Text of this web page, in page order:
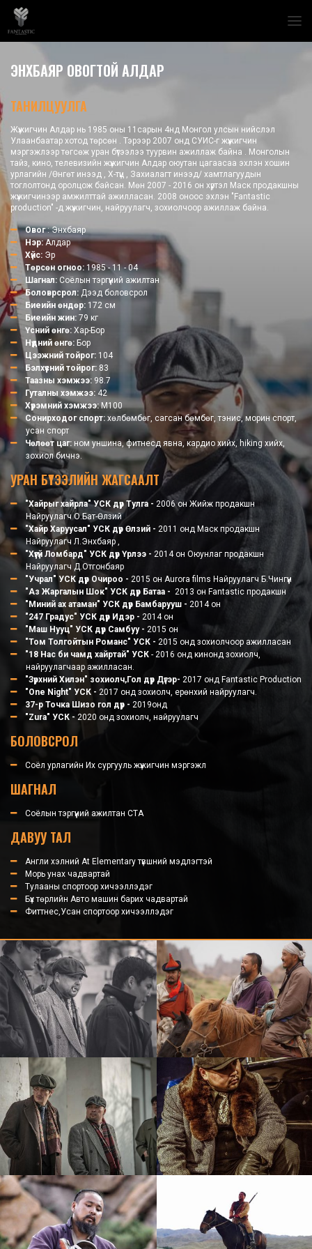
ЭНХБАЯР ОВОГТОЙ АЛДАР
ТАНИЛЦУУЛГА
Жүжигчин Алдар нь 1985 оны 11сарын 4нд Монгол улсын нийслэл
Улаанбаатар хотод төрсөн . Тэрээр 2007 онд СУИС-г жүжигчин
мэргэжлээр төгсөж уран бүтээлээ туурвин ажиллаж байна . Монголын
тайз, кино, телевизийн жүжигчин Алдар оюутан цагаасаа эхлэн хошин
урлагийн /Өнгөт инээд , Х-түц , Захиалагт инээд/ хамтлагуудын
тоглолтонд оролцож байсан. Мөн 2007 - 2016 он хүртэл Маск продакшны
жүжигчинээр амжилттай ажилласан. 2008 оноос эхлэн "Fantastic
production" -д жүжигчин, найруулагч, зохиолчоор ажиллаж байна.
Овог: Энхбаяр
Нэр:Алдар
Хүйс: Эр
Төрсөн огноо: 1985 - 11 - 04
Шагнал: Соёлын тэргүүний ажилтан
Боловрсрол: Дээд боловсрол
Биеийн өндөр: 172 см
Биеийн жин: 79 кг
Үсний өнгө: Хар-Бор
Нүдний өнгө: Бор
Цээжний тойрог: 104
Бэлхүүсний тойрог: 83
Таазны хэмжээ: 98.7
Гуталны хэмжээ: 42
Хүрэмний хэмжээ:М100
Сонирходог спорт: хөлбөмбөг, сагсан бөмбөг, тэнис, морин спорт,
усан спорт
Чөлөөт цаг: ном уншина, фитнесд явна, кардио хийх, hiking хийх,
зохиол бичнэ.
УРАН БҮТЭЭЛИЙН ЖАГСААЛТ
"Хайрыг хайрла" УСК дүр Тулга - 2006 он Жийж продакшн
Найруулагч О.Бат-Өлзий
"Хайр Харуусал" УСК дүр Өлзий - 2011 онд Маск продакшн
Найруулагч Л.Энхбаяр ,
"Хүүгүй Ломбард" УСК дүр Үрлээ - 2014 он Оюунлаг продакшн
Найруулагч Д.Отгонбаяр
"Учрал" УСК дүр Очироо - 2015 он Aurora films Найруулагч Б.Чингүүн
"Аз Жаргалын Шок" УСК дүр Батаа - 2013 он Fantastic продакшн
"Миний ах атаман" УСК дүр Бамбарууш - 2014 он
"247 Градус" УСК дүр Идэр - 2014 он
"Маш Нууц" УСК дүр Самбуу - 2015 он
"Том Толгойтын Романс" УСК - 2015 онд зохиолчоор ажилласан
"18 Нас би чамд хайртай" УСК - 2016 онд кинонд зохиолч,
найруулагчаар ажилласан.
"Зүрхний Хилэн" зохиолч,Гол дүр Дүгэр- 2017 онд Fantastic Production
"One Night" УСК - 2017 онд зохиолч, ерөнхий найруулагч.
37-р Точка Шизо гол дүр - 2019онд
"Zura" УСК - 2020 онд зохиолч, найруулагч
БОЛОВСРОЛ
Соёл урлагийн Их сургууль жүжигчин мэргэжл
ШАГНАЛ
Соёлын тэргүүний ажилтан СТА
ДАВУУ ТАЛ
Англи хэлний At Elementary түвшний мэдлэгтэй
Морь унах чадвартай
Тулааны спортоор хичээллэдэг
Бүх төрлийн Авто машин барих чадвартай
Фиттнес,Усан спортоор хичээллэдэг